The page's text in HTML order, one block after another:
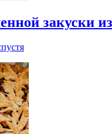
закуски